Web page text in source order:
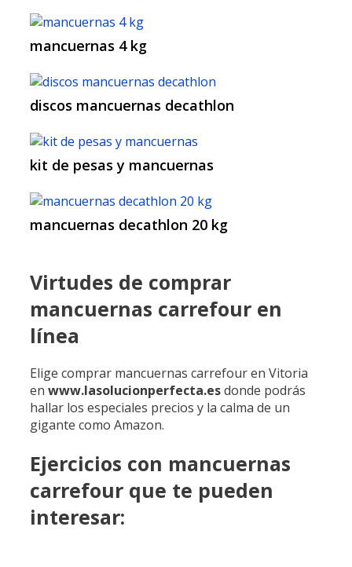
mancuernas 4 kg
discos mancuernas decathlon
kit de pesas y mancuernas
mancuernas decathlon 20 kg
Virtudes de comprar
mancuernas carrefour en
línea
Elige comprar mancuernas carrefour en Vitoria
en www.lasolucionperfecta.esdonde podrás
hallar los especiales precios y la calma de un
gigante como Amazon.
Ejercicios con mancuernas
carrefour que te pueden
interesar: